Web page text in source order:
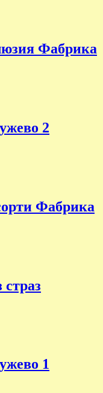
Фабрика
2
Фабрика
1